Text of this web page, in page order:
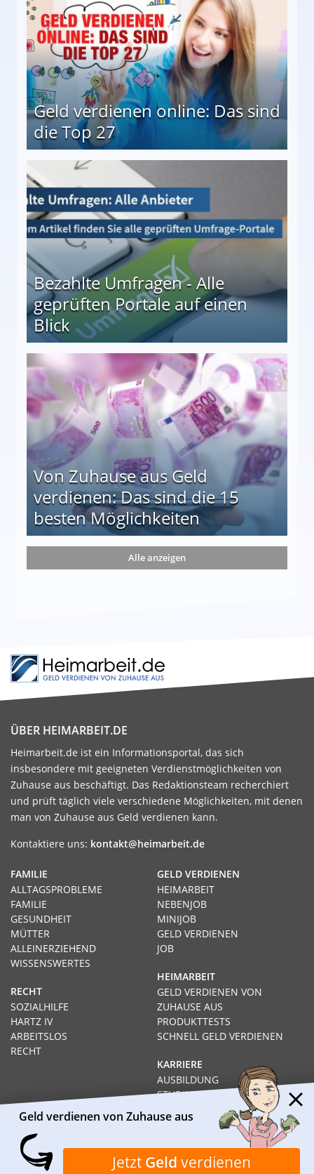
Geld verdienen online: Das sind
die Top 27
Bezahlte Umfragen - Alle
geprüften Portale auf einen
Blick
auf einen Blick
Von Zuhause aus Geld
verdienen: Das sind die 15
besten Möglichkeiten
die 15 besten Möglichkeiten
Alle anzeigen
ÜBER HEIMARBEIT.DE
Heimarbeit.de ist ein Informationsportal, das sich
insbesondere mit geeigneten Verdienstmöglichkeiten von
Zuhause aus beschäftigt. Das Redaktionsteam recherchiert
und prüft täglich viele verschiedene Möglichkeiten, mit denen
man von Zuhause aus Geld verdienen kann.
Kontaktiere uns: kontakt@heimarbeit.de
GELD VERDIENEN
HEIMARBEIT
NEBENJOB
MINIJOB
GELD VERDIENEN
JOB
HEIMARBEIT
GELD VERDIENEN VON
ZUHAUSE AUS
PRODUKTTESTS
SCHNELL GELD VERDIENEN
KARRIERE
AUSBILDUNG
STUDIUM
GEHÄLTER
FAMILIE
ALLTAGSPROBLEME
FAMILIE
GESUNDHEIT
MÜTTER
ALLEINERZIEHEND
WISSENSWERTES
RECHT
SOZIALHILFE
HARTZ IV
ARBEITSLOS
RECHT
Impressum Datenschutz Kontakt
Über Heimarbeit.de
Geld verdienen von Zuhause aus
Jetzt Geld verdienen